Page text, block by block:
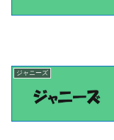
ジャニーズ